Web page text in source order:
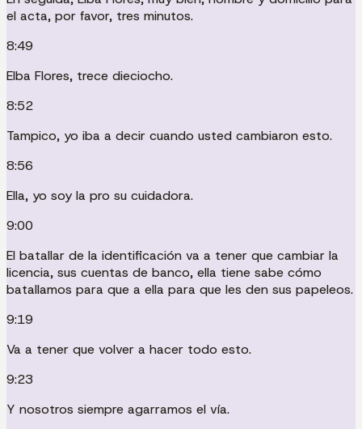
el acta, por favor, tres minutos.
8:49
Elba Flores, trece dieciocho.
8:52
Tampico, yo iba a decir cuando usted cambiaron esto.
8:56
Ella, yo soy la pro su cuidadora.
9:00
El batallar de la identificación va a tener que cambiar la
licencia, sus cuentas de banco, ella tiene sabe cómo
batallamos para que a ella para que les den sus papeleos.
9:19
Va a tener que volver a hacer todo esto.
9:23
Y nosotros siempre agarramos el vía.